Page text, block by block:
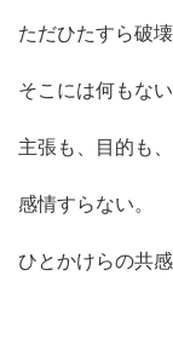
ただひたすら破
そこには何もない
主張も、目的も
感情すらない。
ひとかけらの共